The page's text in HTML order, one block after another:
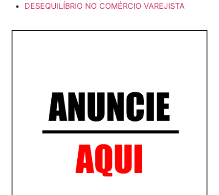
DESEQUILÍBRIO NO COMÉRCIO VAREJISTA